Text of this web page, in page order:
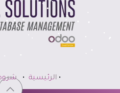
• الرئيسية •